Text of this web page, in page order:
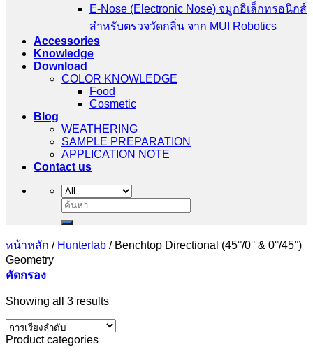
E‑Nose (Electronic Nose) จมูกอิเล็กทรอนิกส์
สำหรับตรวจวัดกลิ่น จาก MUI Robotics
Accessories
Knowledge
Download
COLOR KNOWLEDGE
Food
Cosmetic
Blog
WEATHERING
SAMPLE PREPARATION
APPLICATION NOTE
Contact us
ค้นหา:
หน้าหลัก / Hunterlab /Benchtop Directional (45°/0° & 0°/45°)
Geometry
คัดกรอง
Showing all 3 results
Product categories